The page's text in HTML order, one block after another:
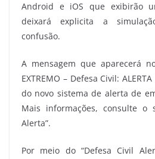
Android e iOS que exibirão
deixará explicita a
confusão.
A mensagem que aparecerá
EXTREMO – Defesa Civil:
do novo sistema de alerta de
Mais informações, consulte o
Alerta”.
Por meio do “Defesa Civil